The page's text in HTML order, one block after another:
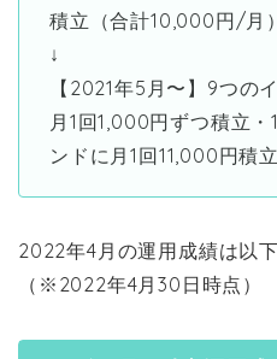
積立（合計10,000円/月）
↓
【2021年5月〜】9つの
月1回1,000円ずつ積立
ンドに月1回11,000円積
2022年4月の運用成績は以
（※2022年4月30日時点）